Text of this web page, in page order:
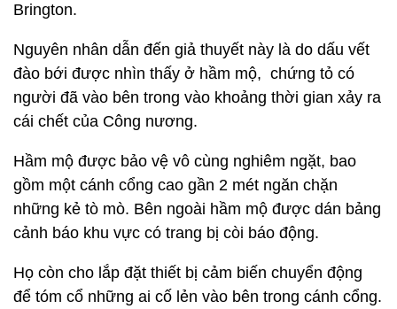
Brington.
Nguyên nhân dẫn đến giả thuyết này là do dấu vết
đào bới được nhìn thấy ở hầm mộ, chứng tỏ có
người đã vào bên trong vào khoảng thời gian xảy ra
cái chết của Công nương.
Hầm mộ được bảo vệ vô cùng nghiêm ngặt, bao
gồm một cánh cổng cao gần 2 mét ngăn chặn
những kẻ tò mò. Bên ngoài hầm mộ được dán bảng
cảnh báo khu vực có trang bị còi báo động.
Họ còn cho lắp đặt thiết bị cảm biến chuyển động
để tóm cổ những ai cố lẻn vào bên trong cánh cổng.